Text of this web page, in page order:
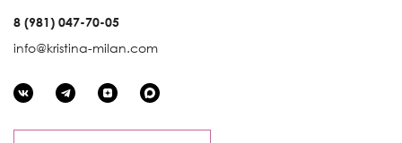
8 (981) 047-70-05
info@kristina-milan.com